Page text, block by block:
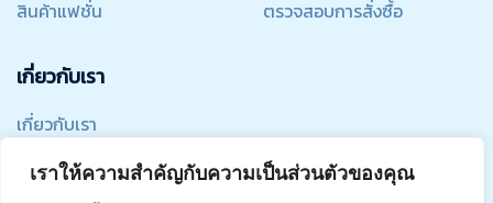
เราให้ความสำคัญกับความเป็นส่วนตัวของคุณ
สินค้าแฟชั่น
ตรวจสอบการสั่งซื้อ
เกี่ยวกับเรา
เกี่ยวกับเรา
ติดต่อเรา